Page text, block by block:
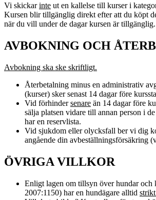
Vi skickarinte ut en kallelse till kurser i
Kursen blir tillgänglig direkt efter att du köpt
när du vill under de dagar kursen är tillgänglig.
AVBOKNING OCH
Avbokning ska ske skriftligt.
Återbetalning minus en administrativ
(kurser) sker senast 14 dagar före
Vid förhindersenare än 14 dagar före
sälja platsen vidare till annan person i
har en reservlista.
Vid sjukdom eller olycksfall ber vi dig
angående din avbeställningsförsäkring
ÖVRIGA VILLKOR
Enligt lagen om tillsyn över hundar och
2007:1150) har en hundägare alltid